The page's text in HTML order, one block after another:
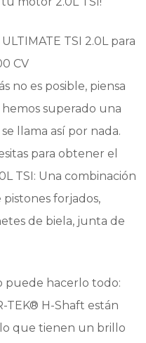
TSI 2.0L para
CV
no es posible, piensa
superado una
llama así por nada.
para obtener el
TSI: Una combinación
forjados,
de biela, junta de
puede hacerlo todo:
TEK® H-Shaft están
que tienen un brillo